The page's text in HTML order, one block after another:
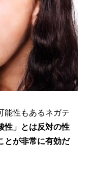
能性もあるネガテ
性」とは反対の性
とが非常に有効だ